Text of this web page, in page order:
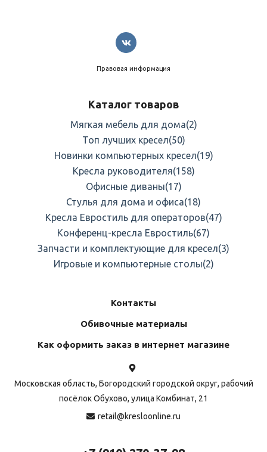
Правовая информация
Каталог товаров
Мягкая мебель для дома(2)
Топ лучших кресел(50)
Новинки компьютерных кресел(19)
Кресла руководителя(158)
Офисные диваны(17)
Стулья для дома и офиса(18)
Кресла Евростиль для операторов(47)
Конференц-кресла Евростиль(67)
Запчасти и комплектующие для кресел(3)
Игровые и компьютерные столы(2)
Контакты
Обивочные материалы
Как оформить заказ в интернет магазине
Московская область, Богородский городской округ, рабочий
посёлок Обухово, улица Комбинат, 21
retail@kresloonline.ru